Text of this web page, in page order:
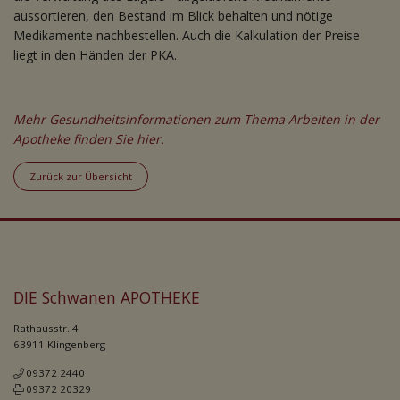
Zurück zur Übersicht
aussortieren, den Bestand im Blick behalten und nötige
Medikamente nachbestellen. Auch die Kalkulation der Preise
liegt in den Händen der PKA.
Mehr Gesundheitsinformationen zum Thema Arbeiten in der
Apotheke finden Sie hier.
DIE Schwanen APOTHEKE
Rathausstr. 4
63911 Klingenberg
09372 2440
09372 20329